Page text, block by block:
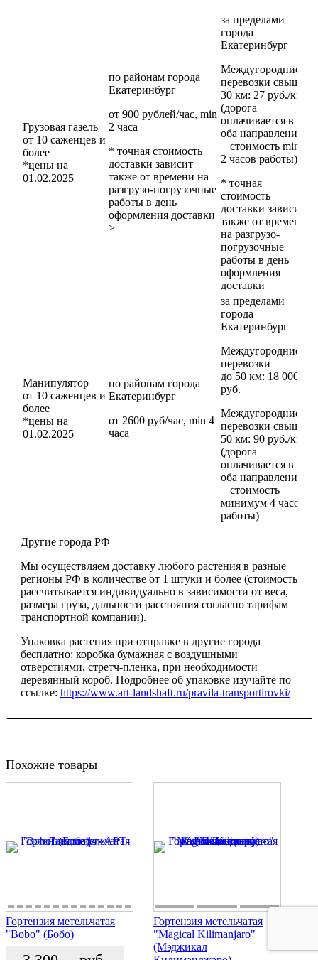
Грузовая газель
от 10 саженцев и
более
*цены на
01.02.2025
по районам города
Екатеринбург
от 900 рублей/час, min
2 часа
* точная стоимость
доставки зависит
также от времени на
разгрузо-погрузочные
работы в день
оформления доставки
>
за пределами
города
Екатеринбург
Междугородние
перевозки свыше
30 км: 27 руб./км
(дорога
оплачивается в
оба направления
+ стоимость min
2 часов работы)
* точная
стоимость
доставки зависит
также от времени
на разгрузо-
погрузочные
работы в день
оформления
доставки
Манипулятор
от 10 саженцев и
более
*цены на
01.02.2025
по районам города
Екатеринбург
от 2600 руб/час, min 4
часа
за пределами
города
Екатеринбург
Междугородние
перевозки
до 50 км: 18 000
руб.
Междугородние
перевозки свыше
50 км: 90 руб./км
(дорога
оплачивается в
оба направления
+ стоимость
минимум 4 часов
работы)
Другие города РФ
Мы осуществляем доставку любого растения в разные
регионы РФ в количестве от 1 штуки и более (стоимость
рассчитывается индивидуально в зависимости от веса,
размера груза, дальности расстояния согласно тарифам
транспортной компании).
Упаковка растения при отправке в другие города
бесплатно: коробка бумажная с воздушными
отверстиями, стретч-пленка, при необходимости
деревянный короб. Подробнее об упаковке изучайте по
ссылке: https://www.art-landshaft.ru/pravila-transportirovki/
Похожие товары
Гортензия метельчатая
"Bobo" (Бобо)
Гортензия метельчатая
"Magical Kilimanjaro"
(Мэджикал